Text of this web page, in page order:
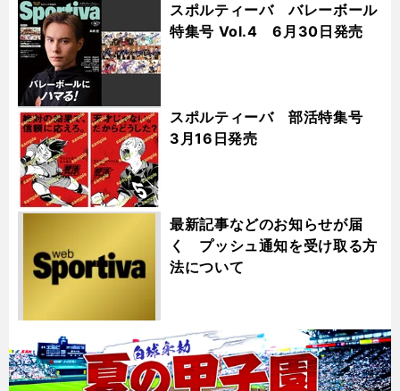
スポルティーバ バレーボール
特集号 Vol.4 6月30日発売
スポルティーバ 部活特集号
3月16日発売
最新記事などのお知らせが届
く プッシュ通知を受け取る方
法について